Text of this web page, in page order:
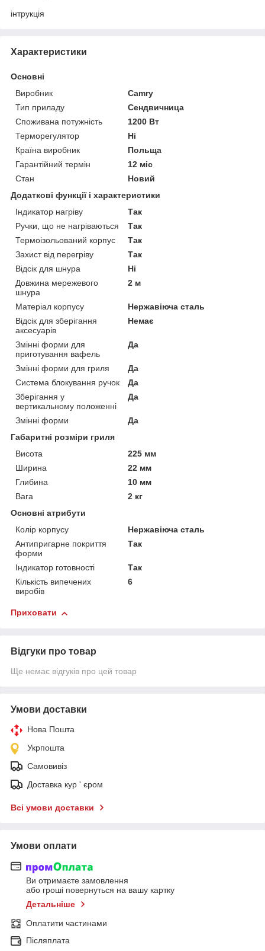
інтрукція
Характеристики
Основні
Виробник
Camry
Тип приладу
Сендвичница
Споживана потужність
1200 Вт
Терморегулятор
Ні
Країна виробник
Польща
Гарантійний термін
12 міс
Стан
Новий
Додаткові функції і характеристики
Індикатор нагріву
Так
Ручки, що не нагріваються
Так
Термоізольований корпус
Так
Захист від перегріву
Так
Відсік для шнура
Ні
Довжина мережевого
шнура
2 м
Матеріал корпусу
Нержавіюча сталь
Відсік для зберігання
аксесуарів
Немає
Змінні форми для
приготування вафель
Да
Змінні форми для гриля
Да
Система блокування ручок
Да
Зберігання у
вертикальному положенні
Да
Змінні форми
Да
Габаритні розміри гриля
Висота
225 мм
Ширина
22 мм
Глибина
10 мм
Вага
2 кг
Основні атрибути
Колір корпусу
Нержавіюча сталь
Антипригарне покриття
форми
Так
Індикатор готовності
Так
Кількість випечених
виробів
6
Приховати
Відгуки про товар
Ще немає відгуків про цей товар
Умови доставки
Нова Пошта
Укрпошта
Самовивіз
Доставка кур ' єром
Всі умови доставки
Умови оплати
Ви отримаєте замовлення
або гроші повернуться на вашу картку
Детальніше
Оплатити частинами
Післяплата